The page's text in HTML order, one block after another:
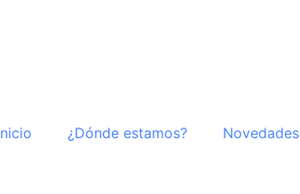
¿Dónde estamos? Novedades